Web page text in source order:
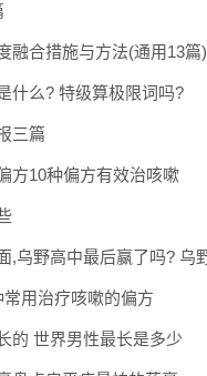
融合措施与方法(通用13篇)
什么? 特级算极限词吗?
三篇
方10种偏方有效治咳嗽
用治疗咳嗽的偏方
的 世界男性最长是多少